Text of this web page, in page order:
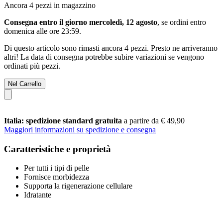
Ancora 4 pezzi in magazzino
Consegna entro il giorno mercoledì, 12 agosto, se ordini entro
domenica alle ore 23:59.
Di questo articolo sono rimasti ancora 4 pezzi. Presto ne arriveranno
altri! La data di consegna potrebbe subire variazioni se vengono
ordinati più pezzi.
Nel Carrello
Italia: spedizione standard gratuita a partire da € 49,90
Maggiori informazioni su spedizione e consegna
Caratteristiche e proprietà
Per tutti i tipi di pelle
Fornisce morbidezza
Supporta la rigenerazione cellulare
Idratante